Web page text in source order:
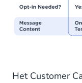
Het Customer